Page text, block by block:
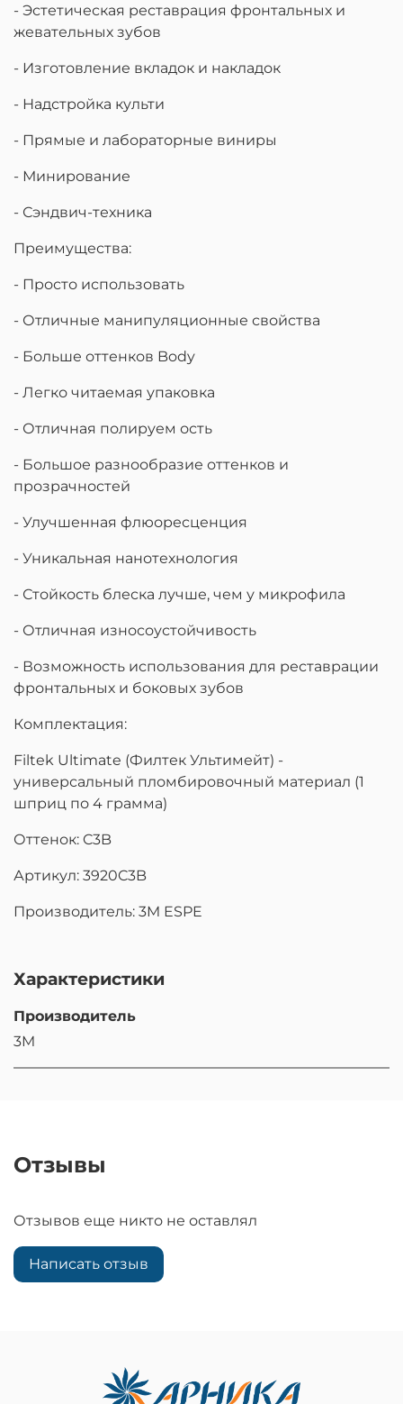
- Эстетическая реставрация фронтальных и
жевательных зубов
- Изготовление вкладок и накладок
- Надстройка культи
- Прямые и лабораторные виниры
- Минирование
- Сэндвич-техника
Преимущества:
- Просто использовать
- Отличные манипуляционные свойства
- Больше оттенков Body
- Легко читаемая упаковка
- Отличная полируем ость
- Большое разнообразие оттенков и
прозрачностей
- Улучшенная флюоресценция
- Уникальная нанотехнология
- Стойкость блеска лучше, чем у микрофила
- Отличная износоустойчивость
- Возможность использования для реставрации
фронтальных и боковых зубов
Комплектация:
Filtek Ultimate (Филтек Ультимейт) -
универсальный пломбировочный материал (1
шприц по 4 грамма)
Оттенок: C3B
Артикул: 3920C3B
Производитель: 3M ESPE
Характеристики
Производитель
3M
Отзывы
Отзывов еще никто не оставлял
Написать отзыв